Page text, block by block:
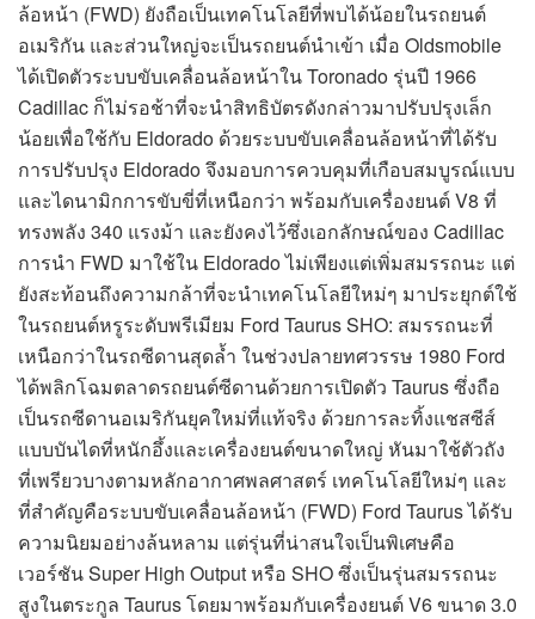
ล้อหน้า (FWD) ยังถือเป็นเทคโนโลยีที่พบได้น้อยในรถยนต์
อเมริกัน และส่วนใหญ่จะเป็นรถยนต์นำเข้า เมื่อ Oldsmobile
ได้เปิดตัวระบบขับเคลื่อนล้อหน้าใน Toronado รุ่นปี 1966
Cadillac ก็ไม่รอช้าที่จะนำสิทธิบัตรดังกล่าวมาปรับปรุงเล็ก
น้อยเพื่อใช้กับ Eldorado ด้วยระบบขับเคลื่อนล้อหน้าที่ได้รับ
การปรับปรุง Eldorado จึงมอบการควบคุมที่เกือบสมบูรณ์แบบ
และไดนามิกการขับขี่ที่เหนือกว่า พร้อมกับเครื่องยนต์ V8 ที่
ทรงพลัง 340 แรงม้า และยังคงไว้ซึ่งเอกลักษณ์ของ Cadillac
การนำ FWD มาใช้ใน Eldorado ไม่เพียงแต่เพิ่มสมรรถนะ แต่
ยังสะท้อนถึงความกล้าที่จะนำเทคโนโลยีใหม่ๆ มาประยุกต์ใช้
ในรถยนต์หรูระดับพรีเมียม Ford Taurus SHO: สมรรถนะที่
เหนือกว่าในรถซีดานสุดล้ำ ในช่วงปลายทศวรรษ 1980 Ford
ได้พลิกโฉมตลาดรถยนต์ซีดานด้วยการเปิดตัว Taurus ซึ่งถือ
เป็นรถซีดานอเมริกันยุคใหม่ที่แท้จริง ด้วยการละทิ้งแชสซีส์
แบบบันไดที่หนักอึ้งและเครื่องยนต์ขนาดใหญ่ หันมาใช้ตัวถัง
ที่เพรียวบางตามหลักอากาศพลศาสตร์ เทคโนโลยีใหม่ๆ และ
ที่สำคัญคือระบบขับเคลื่อนล้อหน้า (FWD) Ford Taurus ได้รับ
ความนิยมอย่างล้นหลาม แต่รุ่นที่น่าสนใจเป็นพิเศษคือ
เวอร์ชัน Super High Output หรือ SHO ซึ่งเป็นรุ่นสมรรถนะ
สูงในตระกูล Taurus โดยมาพร้อมกับเครื่องยนต์ V6 ขนาด 3.0